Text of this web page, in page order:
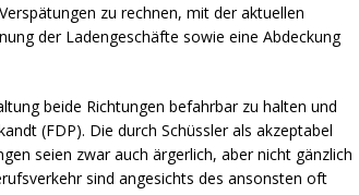
zu rechnen, mit der aktuellen
der Ladengeschäfte sowie eine Abdeckung
beide Richtungen befahrbar zu halten und
(FDP). Die durch Schüssler als akzeptabel
seien zwar auch ärgerlich, aber nicht gänzlich
sind angesichts des ansonsten oft